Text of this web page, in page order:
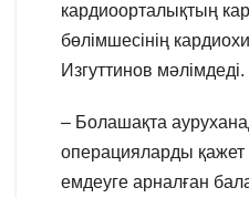
кардиоорталықтың
бөлімшесінің
Изгуттинов мәлімдеді.
– Болашақта
операцияларды қажет
емдеуге арналған